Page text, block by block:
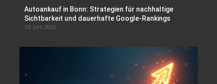
Autoankauf in Bonn: Strategien für nachhaltige
Sichtbarkeit und dauerhafte Google-Rankings
19. Juni 2026